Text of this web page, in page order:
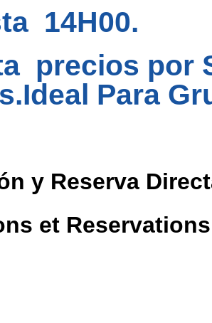
14H00.
precios por
Para
y Reserva
et